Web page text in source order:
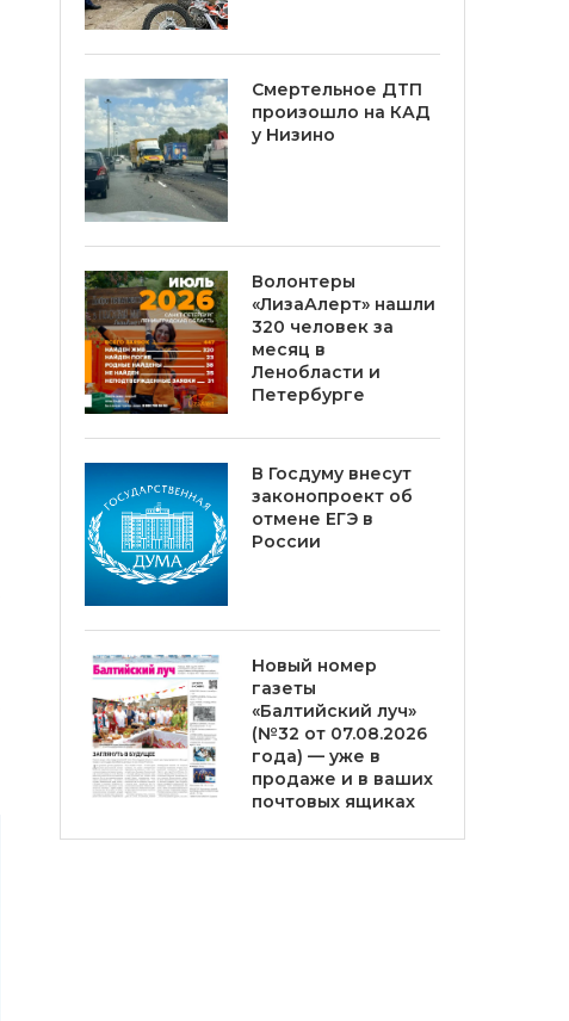
Смертельное ДТП
произошло на КАД
у Низино
Волонтеры
«ЛизаАлерт» нашли
320 человек за
месяц в
Ленобласти и
Петербурге
В Госдуму внесут
законопроект об
отмене ЕГЭ в
России
Новый номер
газеты
«Балтийский луч»
(№32 от 07.08.2026
года) — уже в
продаже и в ваших
почтовых ящиках